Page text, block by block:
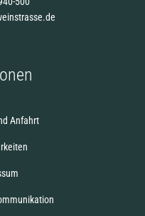
Anfahrt